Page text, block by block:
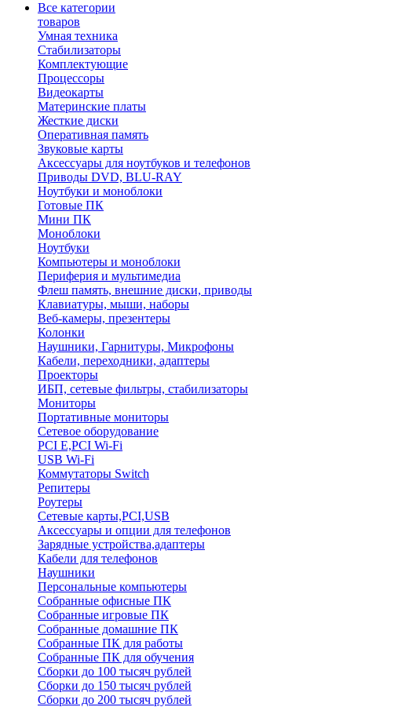
Все категории
товаров
Умная техника
Стабилизаторы
Комплектующие
Процессоры
Видеокарты
Материнские платы
Жесткие диски
Оперативная память
Звуковые карты
Аксессуары для ноутбуков и телефонов
Приводы DVD, BLU-RAY
Ноутбуки и моноблоки
Готовые ПК
Мини ПК
Моноблоки
Ноутбуки
Компьютеры и моноблоки
Периферия и мультимедиа
Флеш память, внешние диски, приводы
Клавиатуры, мыши, наборы
Веб-камеры, презентеры
Колонки
Наушники, Гарнитуры, Микрофоны
Кабели, переходники, адаптеры
Проекторы
ИБП, сетевые фильтры, стабилизаторы
Мониторы
Портативные мониторы
Сетевое оборудование
PCI E,PCI Wi-Fi
USB Wi-Fi
Коммутаторы Switch
Репитеры
Роутеры
Сетевые карты,PCI,USB
Аксессуары и опции для телефонов
Зарядные устройства,адаптеры
Кабели для телефонов
Наушники
Персональные компьютеры
Собранные офисные ПК
Собранные игровые ПК
Собранные домашние ПК
Собранные ПК для работы
Собранные ПК для обучения
Сборки до 100 тысяч рублей
Сборки до 150 тысяч рублей
Сборки до 200 тысяч рублей